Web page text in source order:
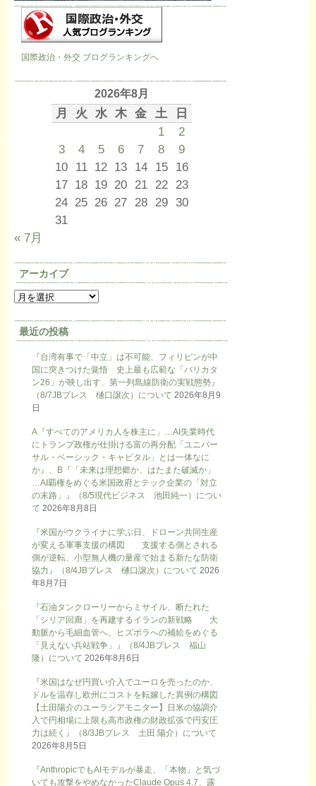
国際政治・外交 ブログランキングへ
2026年8月
月 火 水 木 金 土
日
1
2
3
4 5 6 7 8
9
10 11 12 13 14 15
16
17 18 19 20 21 22
23
24 25 26 27 28 29 30
31
« 7月
アーカイブ
最近の投稿
『台湾有事で「中立」は不可能、フィリピンが中
国に突きつけた覚悟 史上最も広範な「バリカタ
ン26」が映し出す、第一列島線防衛の実戦態勢』
（8/7JBプレス 樋口譲次）について 2026年8月9
日
A『すべてのアメリカ人を株主に」…AI失業時代
にトランプ政権が仕掛ける富の再分配「ユニバー
サル・ベーシック・キャピタル」とは一体なに
か』、B『「未来は理想郷か、はたまた破滅か」
…AI覇権をめぐる米国政府とテック企業の「対立
の末路」』（8/5現代ビジネス 池田純一）につい
て 2026年8月8日
『米国がウクライナに学ぶ日、ドローン共同生産
が変える軍事支援の構図 支援する側とされる
側が逆転、小型無人機の量産で始まる新たな防衛
協力』（8/4JBプレス 樋口譲次）について 2026
年8月7日
『石油タンクローリーからミサイル、断たれた
「シリア回廊」を再建するイランの新戦略 大
動脈から毛細血管へ、ヒズボラへの補給をめぐる
「見えない兵站戦争」』（8/4JBプレス 福山
隆）について 2026年8月6日
『米国はなぜ円買い介入でユーロを売ったのか、
ドルを温存し欧州にコストを転嫁した異例の構図
【土田陽介のユーラシアモニター】日米の協調介
入で円相場に上限も高市政権の財政拡張で円安圧
力は続く』（8/3JBプレス 土田 陽介）について
2026年8月5日
『AnthropicでもAIモデルが暴走、「本物」と気づ
いても攻撃をやめなかったClaude Opus 4.7、露